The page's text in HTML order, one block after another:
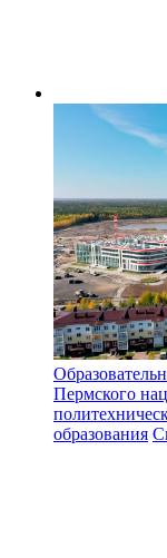
Пермского
образования